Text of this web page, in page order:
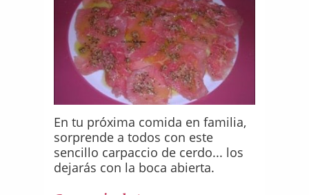
En tu próxima comida en familia,
sorprende a todos con este
sencillo carpaccio de cerdo... los
dejarás con la boca abierta.